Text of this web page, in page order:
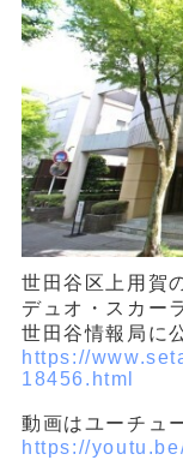
世田谷区上用賀
デュオ・スカー
世田谷情報局に
https://
18456.html
動画はユーチュ
https://